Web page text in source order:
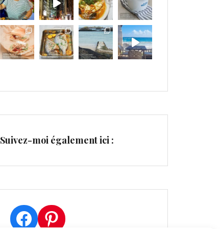
Suivez-moi également ici :
Facebook
Pinterest